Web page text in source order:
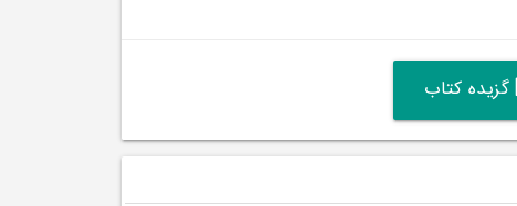
گزیده کتاب